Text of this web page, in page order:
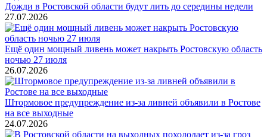
Дожди в Ростовской области будут лить до середины недели
27.07.2026
Ещё один мощный ливень может накрыть Ростовскую область
ночью 27 июля
26.07.2026
Штормовое предупреждение из-за ливней объявили в Ростове
на все выходные
24.07.2026